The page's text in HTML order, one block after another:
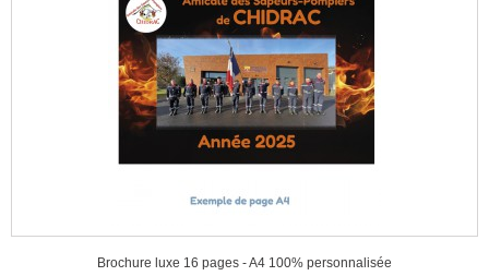
Brochure luxe 16 pages - A4 100% personnalisée